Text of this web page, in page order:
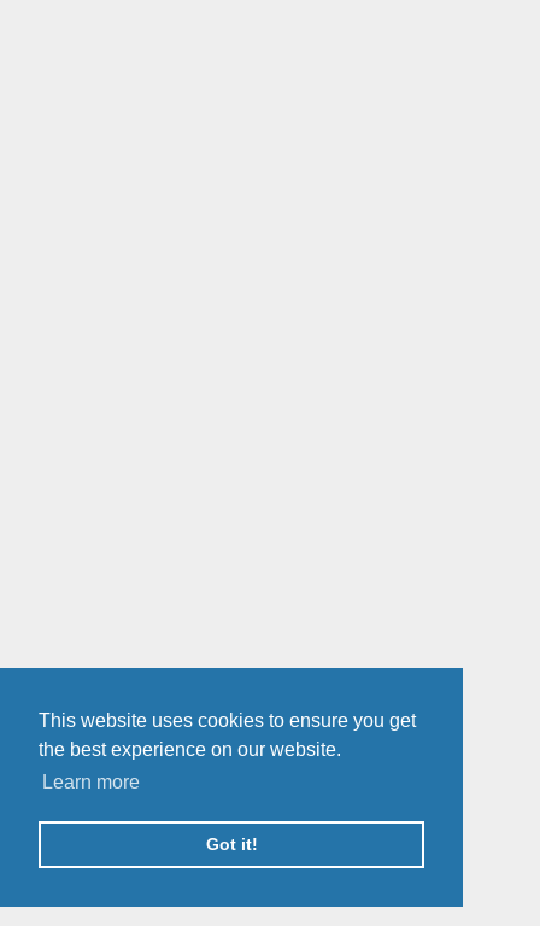
This website uses cookies to ensure you get
the best experience on our website.
Learn more
Got it!